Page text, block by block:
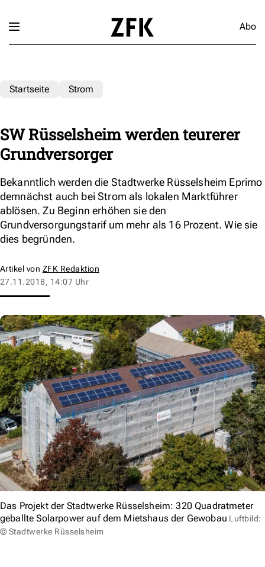
Abo
Startseite Strom
SW Rüsselsheim werden teurerer
Grundversorger
Bekanntlich werden die Stadtwerke Rüsselsheim Eprimo
demnächst auch bei Strom als lokalen Marktführer
ablösen. Zu Beginn erhöhen sie den
Grundversorgungstarif um mehr als 16 Prozent. Wie sie
dies begründen.
Artikel von ZFK Redaktion
27.11.2018, 14:07 Uhr
Das Projekt der Stadtwerke Rüsselsheim: 320 Quadratmeter
geballte Solarpower auf dem Mietshaus der Gewobau Luftbild:
© Stadtwerke Rüsselsheim